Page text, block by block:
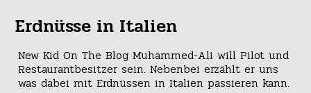
Erdnüsse in Italien
New Kid On The Blog Muhammed-Ali will Pilot und
Restaurantbesitzer sein. Nebenbei erzählt er uns
was dabei mit Erdnüssen in Italien passieren kann.